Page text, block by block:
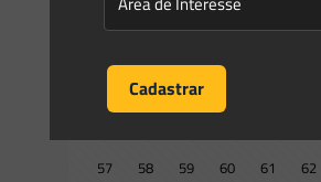
26 27 28
42 43
57
58 59 60 61 62